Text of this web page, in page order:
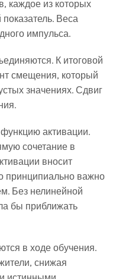
каждое из которых
Веса
импульса.
К итоговой
смещения, который
значениях. Сдвиг
активации.
сочетание в
вносит
принципиально важно
Без нелинейной
бы приближать
в ходе обучения.
снижая